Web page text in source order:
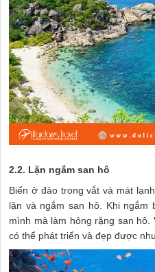
2.2. Lặn ngắm san hô
Biển ở đảo trong vắt và mát
lặn và ngắm san hô. Khi
mình mà làm hỏng rặng san
có thể phát triển và đẹp được